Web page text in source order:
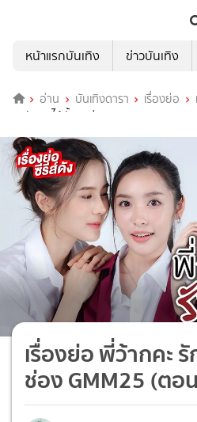
หน้าแรกบันเทิง
ข่าวบันเทิง
อ่าน บันเทิงดารา เรื่องย่อ
คะ รักหนูได้มั้ย!? ช่อง GMM25 (ตอนแรก)
เรื่องย่อ พี่ว้ากคะ
ช่อง GMM25 (ตอ